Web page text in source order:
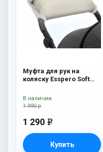
Муфта для рук на
коляску Esspero Soft
шерсть) Beige
1 990 р
1 290 e
Купить
В наличии